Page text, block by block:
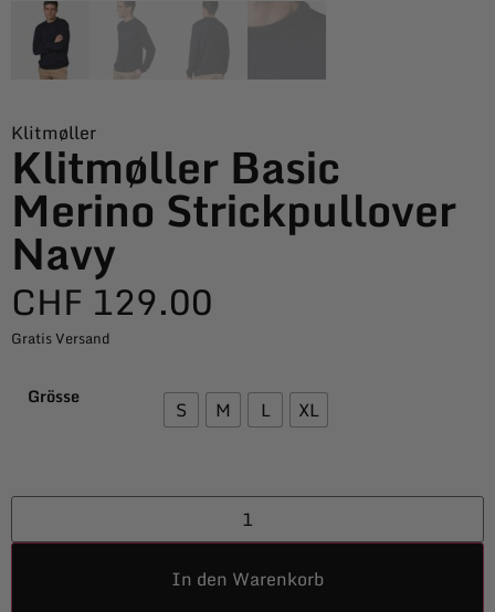
Klitmøller
Klitmøller Basic
Merino Strickpullover
Navy
CHF 129.00
Gratis Versand
Grösse S M L XL
In den Warenkorb